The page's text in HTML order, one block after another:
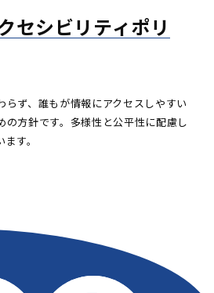
セシビリティポリ
らず、誰もが情報にアクセスしやすい
の方針です。多様性と公平性に配慮し
す。